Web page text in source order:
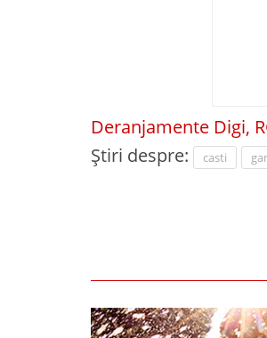
Deranjamente Digi,
Știri despre:
casti